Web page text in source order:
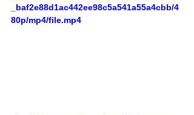
_baf2e88d1ac442ee98c5a541a55a4cbb/4
80p/mp4/file.mp4